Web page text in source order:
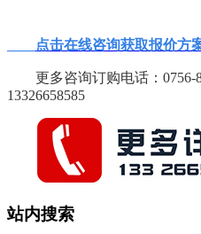
点击在线咨询获取报价方
更多咨询订购电话：0756-
13326658585
站内搜索